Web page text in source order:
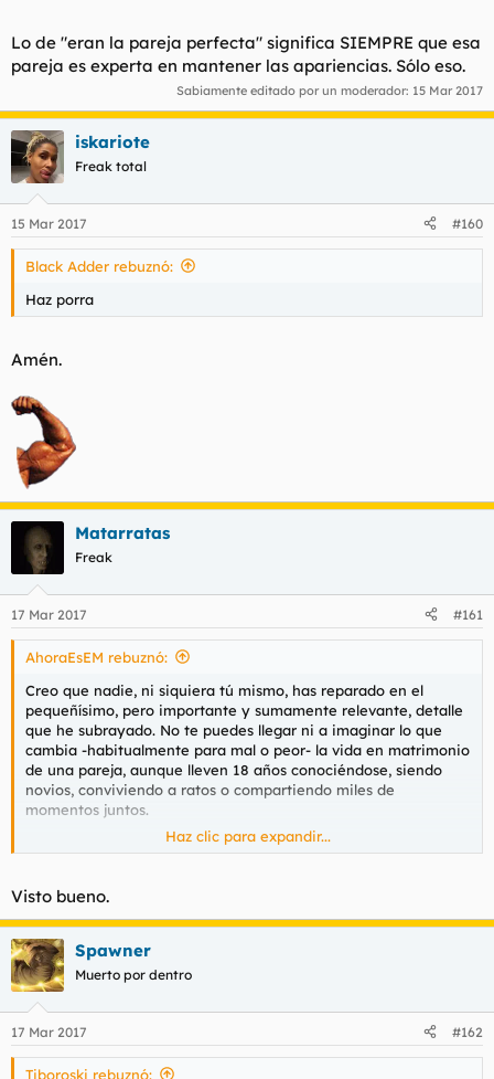
Lo de "eran la pareja perfecta" significa SIEMPRE que esa
pareja es experta en mantener las apariencias. Sólo eso.
Sabiamente editado por un moderador: 15 Mar 2017
iskariote
Freak total
15 Mar 2017 #160
Black Adder rebuznó:
Haz porra
Amén.
Matarratas
Freak
17 Mar 2017 #161
AhoraEsEM rebuznó:
Creo que nadie, ni siquiera tú mismo, has reparado en el
pequeñísimo, pero importante y sumamente relevante, detalle
que he subrayado. No te puedes llegar ni a imaginar lo que
cambia -habitualmente para mal o peor- la vida en matrimonio
de una pareja, aunque lleven 18 años conociéndose, siendo
novios, conviviendo a ratos o compartiendo miles de
momentos juntos.
Es curioso, porque cuando he leído tu relato no me ha llamado
siquiera el hecho de que hacerlo así, de un día para otro,
parezca una traición brutal, que puede parecerlo. Lo que
verdaderamente me ha detonado, como un clic mental de
prevención y malestar, ha sido precisamente la palabra
matrimonio...
El matrimonio, y lo digo de propia mano, con seguridad, puesto
que he sido víctima de él, es una fuente inagotable de
frustraciones, problemas y malestar, o sea: lo más inadecuado
para mantener esa sensación de bienestar, de nervios de
Haz clic para expandir...
Visto bueno.
Spawner
Muerto por dentro
17 Mar 2017 #162
Tiboroski rebuznó: